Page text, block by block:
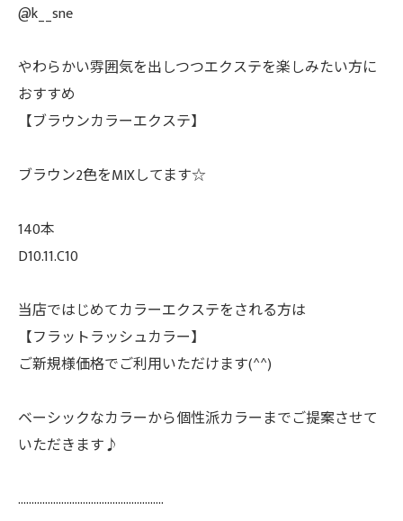
@k__sne
やわらかい雰囲気を出しつつエクステを楽しみたい方に
おすすめ
【ブラウンカラーエクステ】
ブラウン2色をMIXしてます☆
140本
D10.11.C10
当店ではじめてカラーエクステをされる方は
【フラットラッシュカラー】
ご新規様価格でご利用いただけます(^^)
ベーシックなカラーから個性派カラーまでご提案させて
いただきます♪
......................................................